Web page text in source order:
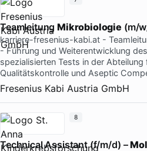
TeamleitungMikrobiologie (m/
karriere-fresenius-kabi.at -
- Führung und Weiterentwicklung
spezialisierten Tests in der
Qualitätskontrolle und Aseptic
Fresenius Kabi Austria GmbH
Technical Assistant (f/m/d) –
8